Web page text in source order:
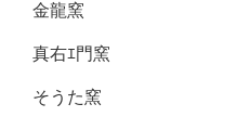
金龍窯
真右ｴ門窯
そうた窯